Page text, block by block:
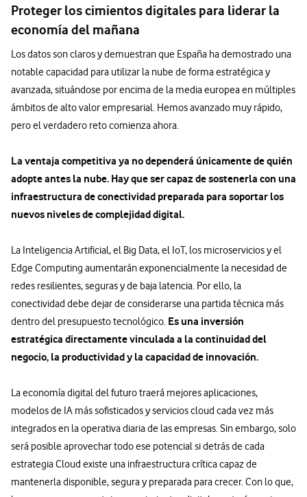
Proteger los cimientos digitales para liderar la
economía del mañana
Los datos son claros y demuestran que España ha demostrado una
notable capacidad para utilizar la nube de forma estratégica y
avanzada, situándose por encima de la media europea en múltiples
ámbitos de alto valor empresarial. Hemos avanzado muy rápido,
pero el verdadero reto comienza ahora.
La ventaja competitiva ya no dependerá únicamente de quién
adopte antes la nube. Hay que ser capaz de sostenerla con una
infraestructura de conectividad preparada para soportar los
nuevos niveles de complejidad digital.
La Inteligencia Artificial, el Big Data, el IoT, los microservicios y el
Edge Computing aumentarán exponencialmente la necesidad de
redes resilientes, seguras y de baja latencia. Por ello, la
conectividad debe dejar de considerarse una partida técnica más
dentro del presupuesto tecnológico. Es una inversión
estratégica directamente vinculada a la continuidad del
negocio, la productividad y la capacidad de innovación.
La economía digital del futuro traerá mejores aplicaciones,
modelos de IA más sofisticados y servicios cloud cada vez más
integrados en la operativa diaria de las empresas. Sin embargo, solo
será posible aprovechar todo ese potencial si detrás de cada
estrategia Cloud existe una infraestructura crítica capaz de
mantenerla disponible, segura y preparada para crecer. Con lo que,